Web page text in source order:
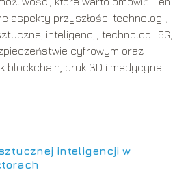
aspekty przyszłości technologii,
inteligencji, technologii 5G,
cyfrowym oraz
blockchain, druk 3D i medycyna
inteligencji w